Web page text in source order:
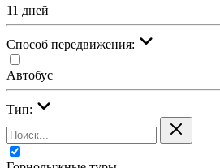
11 дней
Cпособ передвижения:
Автобус
Тип: